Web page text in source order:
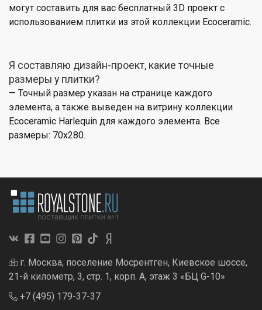
могут составить для вас бесплатный 3D проект с
использованием плитки из этой коллекции Ecoceramic.
Я составляю дизайн-проект, какие точные
размеры у плитки?
— Точный размер указан на странице каждого
элемента, а также выведен на витрину коллекции
Ecoceramic Harlequin для каждого элемента. Все
размеры: 70x280.
г. Москва, поселение Мосрентген, Киевское шоссе,
21-й километр, 3, стр. 1, корп. А, этаж 3 «БЦ G-10»
+7 (495) 179-37-37